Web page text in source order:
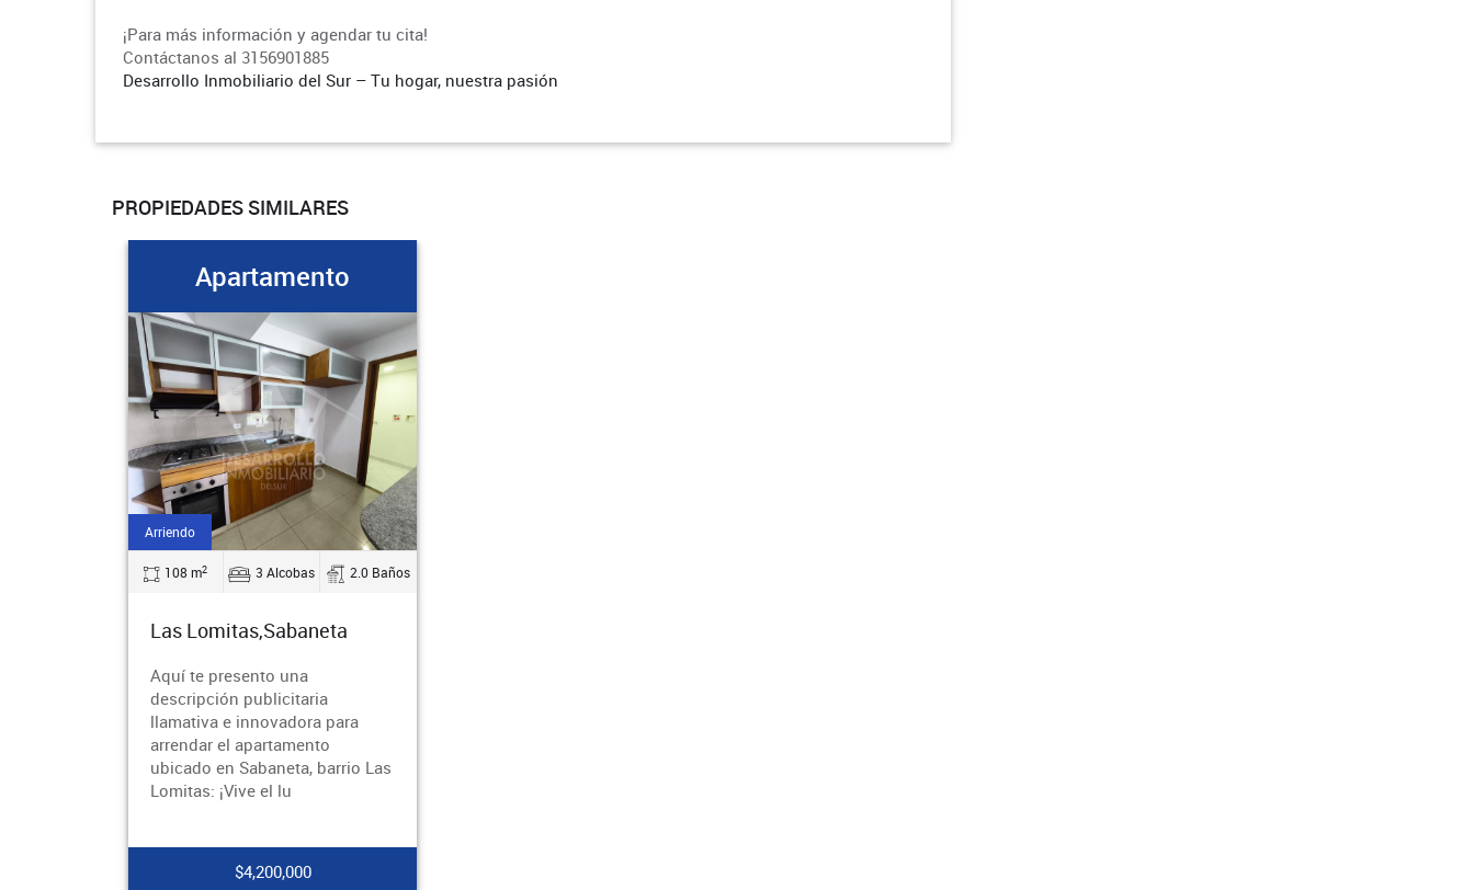
¡Para más información y agendar tu cita!
Contáctanos al 3156901885
Desarrollo Inmobiliario del Sur – Tu hogar, nuestra pasión
PROPIEDADES SIMILARES
Apartamento
Arriendo
108 m2 3 Alcobas 2.0 Baños
Las Lomitas,Sabaneta
Aquí te presento una
descripción publicitaria
llamativa e innovadora para
arrendar el apartamento
ubicado en Sabaneta, barrio Las
Lomitas: ¡Vive el lu
$4,200,000